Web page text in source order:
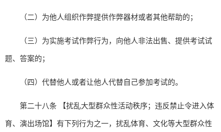
（二）为他人组织作弊提供作弊器材或者其他帮助的；
（三）为实施考试作弊行为，向他人非法出售、提供考试试
题、答案的；
（四）代替他人或者让他人代替自己参加考试的。
第二十八条 【扰乱大型群众性活动秩序；违反禁止令进入体
育、演出场馆】有下列行为之一，扰乱体育、文化等大型群众性